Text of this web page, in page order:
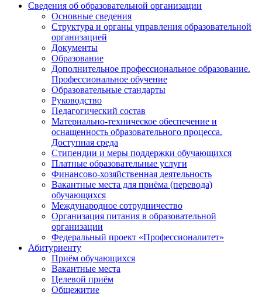
Сведения об образовательной организации
Основные сведения
Структура и органы управления образовательной
организацией
Документы
Образование
Дополнительное профессиональное образование.
Профессиональное обучение
Образовательные стандарты
Руководство
Педагогический состав
Материально-техническое обеспечение и
оснащенность образовательного процесса.
Доступная среда
Стипендии и меры поддержки обучающихся
Платные образовательные услуги
Финансово-хозяйственная деятельность
Вакантные места для приёма (перевода)
обучающихся
Международное сотрудничество
Организация питания в образовательной
организации
Федеральный проект «Профессионалитет»
Абитуриенту
Приём обучающихся
Вакантные места
Целевой приём
Общежитие